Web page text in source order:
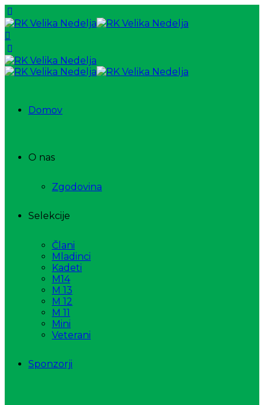
Domov
O nas
Zgodovina
Selekcije
Člani
Mladinci
Kadeti
M14
M 13
M 12
M 11
Mini
Veterani
Sponzorji